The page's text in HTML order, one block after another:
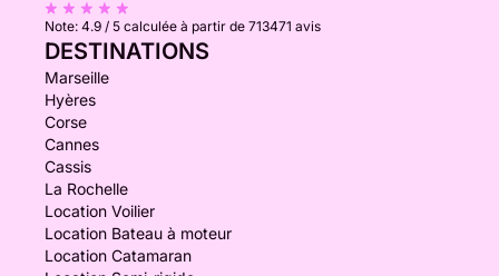
Note: 4.9 / 5 calculée à partir de 713471 avis
DESTINATIONS
Marseille
Hyères
Corse
Cannes
Cassis
La Rochelle
Location Voilier
Location Bateau à moteur
Location Catamaran